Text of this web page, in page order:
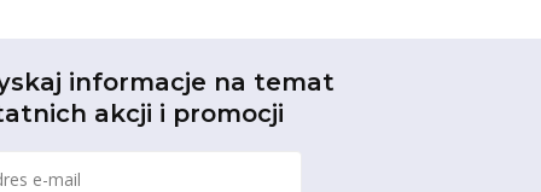
z płytą górną
górną są podobne do zestawów kołowych
Różnica polega na możliwości
mogą być hamowane tak, że koło nie może
informacje na temat
akcji i promocji